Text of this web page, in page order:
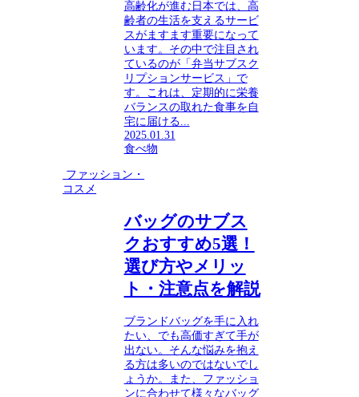
高齢化が進む日本では、高
齢者の生活を支えるサービ
スがますます重要になって
います。その中で注目され
ているのが「弁当サブスク
リプションサービス」で
す。これは、定期的に栄養
バランスの取れた食事を自
宅に届ける...
2025.01.31
食べ物
ファッション・
コスメ
バッグのサブス
クおすすめ5選！
選び方やメリッ
ト・注意点を解説
ブランドバッグを手に入れ
たい、でも高価すぎて手が
出ない。そんな悩みを抱え
る方は多いのではないでし
ょうか。また、ファッショ
ンに合わせて様々なバッグ